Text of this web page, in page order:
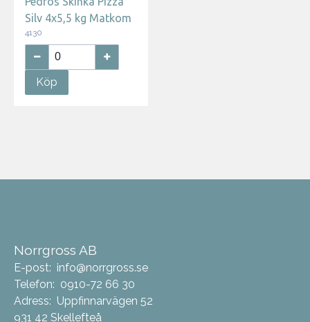
Silv 4x5,5 kg Matkom
4130
Köp
Norrgross AB
E-post: info@norrgross.se
Telefon: 0910-72 66 30
Adress: Uppfinnarvägen 52
931 42 Skellefteå